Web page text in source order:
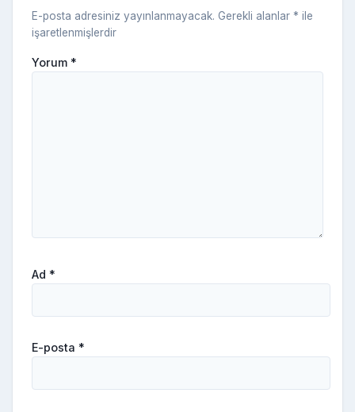
E-posta adresiniz yayınlanmayacak. Gerekli alanlar * ile
işaretlenmişlerdir
Yorum *
Ad *
E-posta *